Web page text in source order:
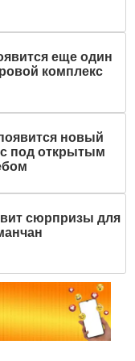
еще один
комплекс
новый
под открытым
сюрпризы для